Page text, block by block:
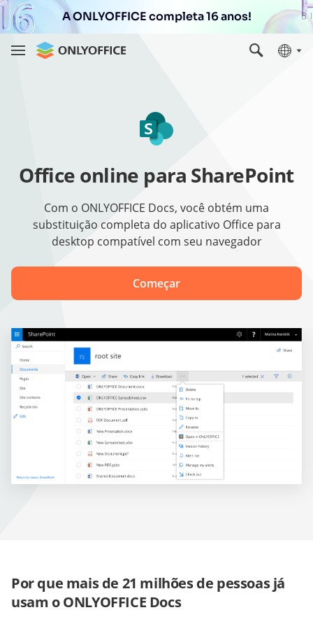
A ONLYOFFICE completa 16 anos!
Office online para SharePoint
Com o ONLYOFFICE Docs, você obtém uma
substituição completa do aplicativo Office para
desktop compatível com seu navegador
Começar
Por que mais de 21 milhões de pessoas já
usam o ONLYOFFICE Docs